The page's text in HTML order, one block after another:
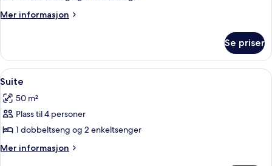
Mer informasjon
Mer
(upstairs)
Se priser
Åpne
alle
bildene
av
Suite
Suite | Oppholdsområde | Flatskjerm-
5
Suite
50 m²
Plass til 4 personer
1 dobbeltseng og 2 enkeltsenger
Mer informasjon
Mer